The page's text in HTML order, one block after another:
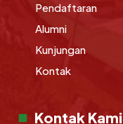
Pendaftaran
Alumni
Kunjungan
Kontak
Kontak Kami